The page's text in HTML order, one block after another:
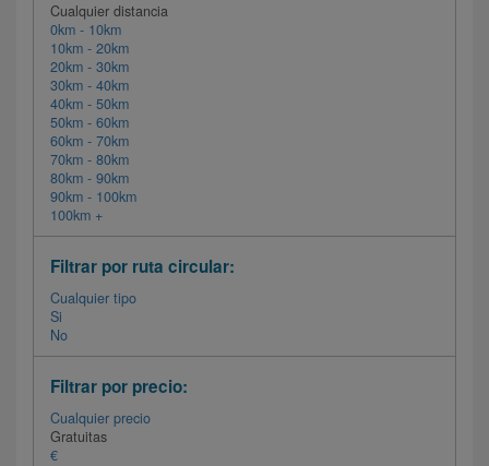
Cualquier distancia
0km - 10km
10km - 20km
20km - 30km
30km - 40km
40km - 50km
50km - 60km
60km - 70km
70km - 80km
80km - 90km
90km - 100km
100km +
Filtrar por ruta circular:
Cualquier tipo
Si
No
Filtrar por precio:
Cualquier precio
Gratuitas
€